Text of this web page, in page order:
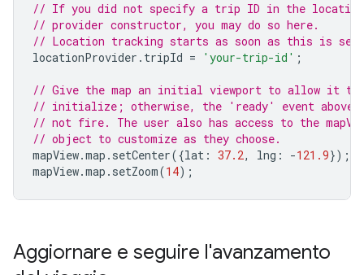
// If you did not specify a trip ID in the location
// provider constructor, you may do so here.
// Location tracking starts as soon as this is set.
locationProvider . tripId = 'your-trip-id' ;
// Give the map an initial viewport to allow it to
// initialize; otherwise, the 'ready' event above
// not fire. The user also has access to the
// object to customize as they choose.
mapView.map . setCenter({lat : 37.2, lng : -121.9});
mapView.map . setZoom(14);
Aggiornare e seguire l'avanzamento